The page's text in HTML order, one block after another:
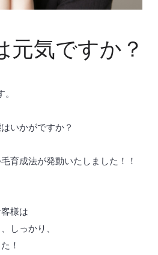
元気ですか？
いかがですか？
育成法が発動いたしました！！
様は
しっかり、
！